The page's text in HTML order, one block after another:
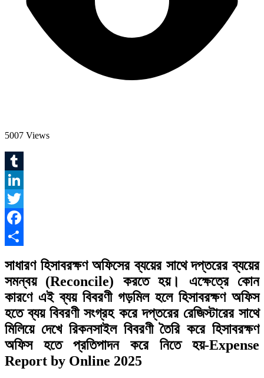
5007 Views
Tumblr
LinkedIn
Twitter
Facebook
সাধারণ হিসাবরক্ষণ অফিসের ব্যয়ের সাথে দপ্তরের ব্যয়ের
সমন্বয় (Reconcile) করতে হয়। এক্ষেত্রে কোন
কারণে এই ব্যয় বিবরণী গড়মিল হলে হিসাবরক্ষণ অফিস
হতে ব্যয় বিবরণী সংগ্রহ করে দপ্তরের রেজিস্টারের সাথে
মিলিয়ে দেখে রিকনসাইল বিবরণী তৈরি করে হিসাবরক্ষণ
অফিস হতে প্রতিপাদন করে নিতে হয়-Expense
Report by Online 2025